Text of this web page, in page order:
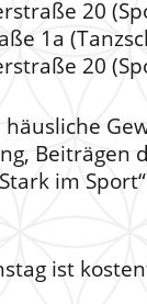
20
1a
20
Beiträgen
im
ist